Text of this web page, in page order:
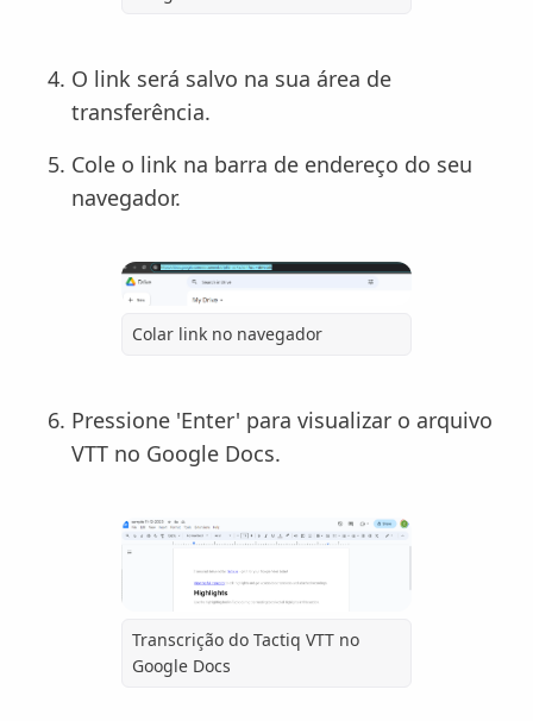
O link será salvo na sua área de
transferência.
Cole o link na barra de endereço do seu
navegador.
Colar link no navegador
Pressione 'Enter' para visualizar o arquivo
VTT no Google Docs.
Transcrição do Tactiq VTT no
Google Docs